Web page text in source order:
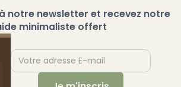
notre newsletter et recevez notre
minimaliste offert